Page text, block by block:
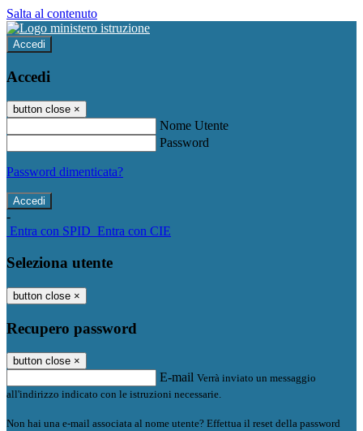
Salta al contenuto
Accedi
Accedi
button close ×
Nome Utente
Password
Password dimenticata?
-
Entra con SPID Entra con CIE
Seleziona utente
button close ×
Recupero password
button close ×
E-mail Verrà inviato un messaggio
all'indirizzo indicato con le istruzioni necessarie.
Non hai una e-mail associata al nome utente? Effettua il reset della password